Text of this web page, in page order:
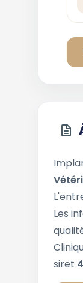
Les
siret